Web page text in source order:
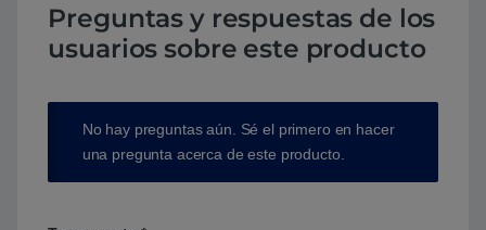
Preguntas y respuestas de los
usuarios sobre este producto
No hay preguntas aún. Sé el primero en hacer
una pregunta acerca de este producto.